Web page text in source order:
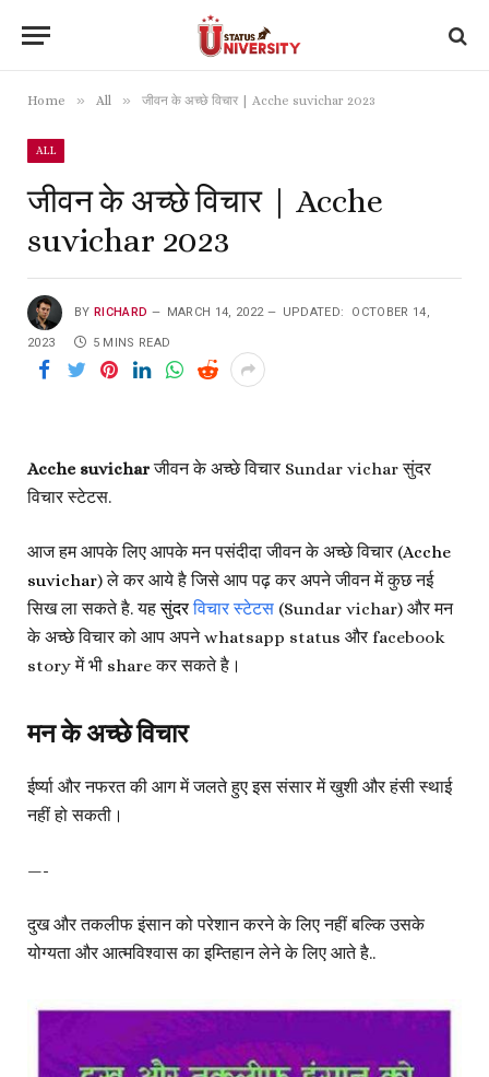
Home » All » जीवन के अच्छे विचार | Acche suvichar 2023
ALL
जीवन के अच्छे विचार | Acche
suvichar 2023
BY RICHARD MARCH 14, 2022 UPDATED: OCTOBER 14,
2023 5 MINS READ
Acche suvicharजीवन के अच्छे विचार Sundar vichar सुंदर
विचार स्टेटस.
आज हम आपके लिए आपके मन पसंदीदा जीवन के अच्छे विचार (Acche
suvichar) ले कर आये है जिसे आप पढ़ कर अपने जीवन में कुछ नई
सिख ला सकते है. यहसुंदरविचार स्टेटस (Sundar vichar) और मन
के अच्छे विचार को आप अपने whatsapp status और facebook
story में भी share कर सकते है।
मन के अच्छे विचार
ईर्ष्या और नफरत की आग में जलते हुए इस संसार में खुशी और हंसी स्थाई
नहीं हो सकती।
—-
दुख और तकलीफ इंसान को परेशान करने के लिए नहीं बल्कि उसके
योग्यता और आत्मविश्वास का इम्तिहान लेने के लिए आते है..